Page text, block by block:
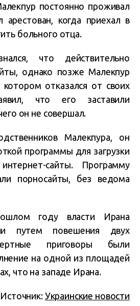
постоянно проживал
когда приехал в
больного отца.
что действительно
однако позже Малекпур
котором отказался от своих
что его заставили
он не совершал.
Малекпура, он
программы для загрузки
сайты. Программу
порносайты, без ведома
году власти Ирана
путем повешения двух
приговоры были
на одной из площадей
что на западе Ирана.
Источник: Украинские новости